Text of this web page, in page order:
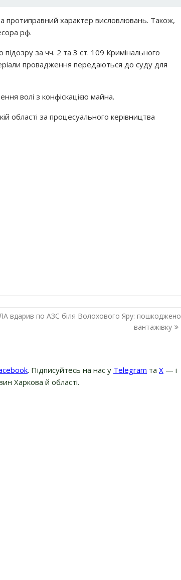
протиправний характер висловлювань. Також,
рф.
підозру за чч. 2 та 3 ст. 109 Кримінального
провадження передаються до суду для
волі з конфіскацією майна.
області за процесуального керівництва
вдарив по АЗС біля Волохового Яру: пошкоджено
вантажівку
. Підписуйтесь на нас у Telegram та Х — і
Харкова й області.